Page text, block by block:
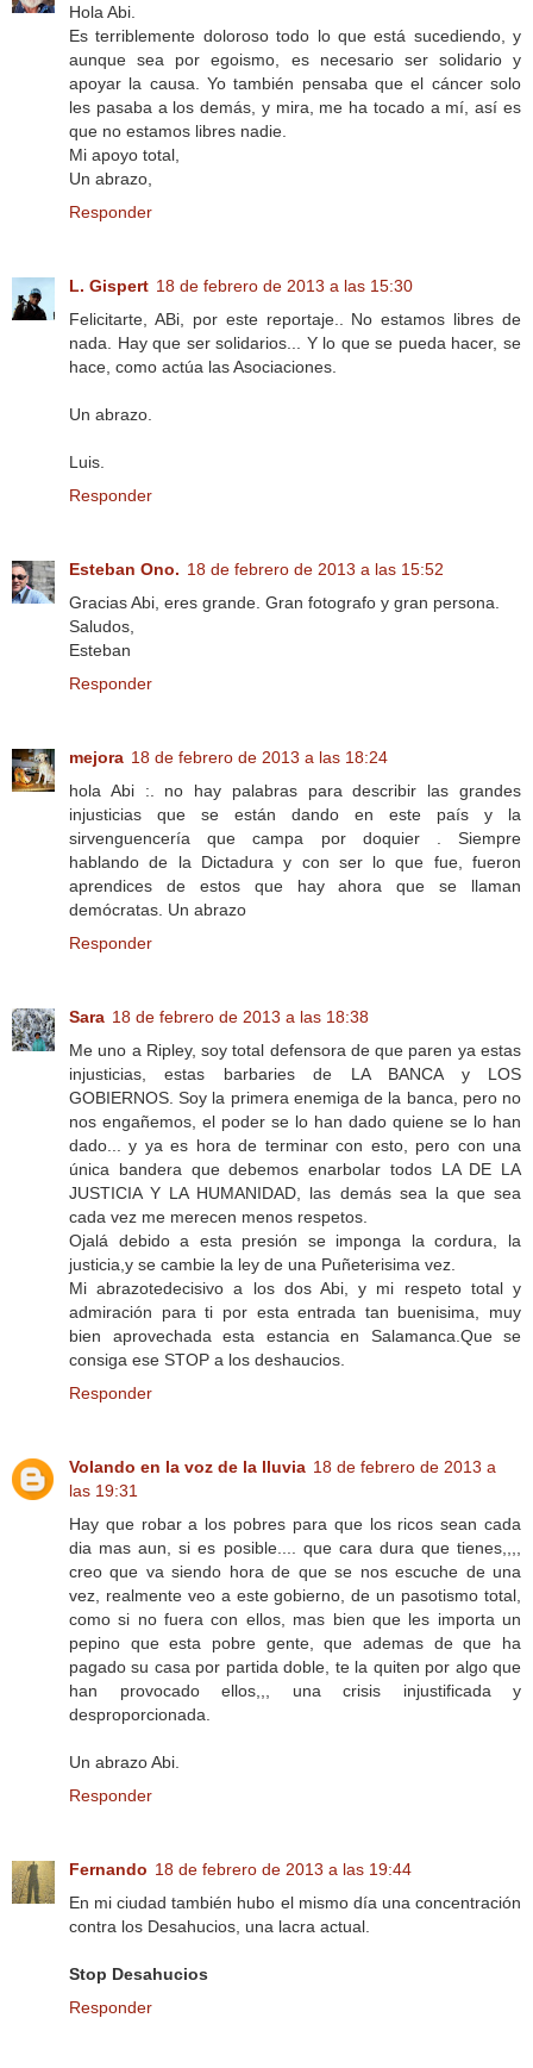
Hola Abi.
Es terriblemente doloroso todo lo que está sucediendo, y
aunque sea por egoismo, es necesario ser solidario y
apoyar la causa. Yo también pensaba que el cáncer solo
les pasaba a los demás, y mira, me ha tocado a mí, así es
que no estamos libres nadie.
Mi apoyo total,
Un abrazo,
Responder
L. Gispert 18 de febrero de 2013 a las 15:30
Felicitarte, ABi, por este reportaje.. No estamos libres de
nada. Hay que ser solidarios... Y lo que se pueda hacer, se
hace, como actúa las Asociaciones.
Un abrazo.
Luis.
Responder
Esteban Ono. 18 de febrero de 2013 a las 15:52
Gracias Abi, eres grande. Gran fotografo y gran persona.
Saludos,
Esteban
Responder
mejora 18 de febrero de 2013 a las 18:24
hola Abi :. no hay palabras para describir las grandes
injusticias que se están dando en este país y la
sirvenguencería que campa por doquier . Siempre
hablando de la Dictadura y con ser lo que fue, fueron
aprendices de estos que hay ahora que se llaman
demócratas. Un abrazo
Responder
Sara 18 de febrero de 2013 a las 18:38
Me uno a Ripley, soy total defensora de que paren ya estas
injusticias, estas barbaries de LA BANCA y LOS
GOBIERNOS. Soy la primera enemiga de la banca, pero no
nos engañemos, el poder se lo han dado quiene se lo han
dado... y ya es hora de terminar con esto, pero con una
única bandera que debemos enarbolar todos LA DE LA
JUSTICIA Y LA HUMANIDAD, las demás sea la que sea
cada vez me merecen menos respetos.
Ojalá debido a esta presión se imponga la cordura, la
justicia,y se cambie la ley de una Puñeterisima vez.
Mi abrazotedecisivo a los dos Abi, y mi respeto total y
admiración para ti por esta entrada tan buenisima, muy
bien aprovechada esta estancia en Salamanca.Que se
consiga ese STOP a los deshaucios.
Responder
Volando en la voz de la lluvia 18 de febrero de 2013 a
las 19:31
Hay que robar a los pobres para que los ricos sean cada
dia mas aun, si es posible.... que cara dura que tienes,,,,
creo que va siendo hora de que se nos escuche de una
vez, realmente veo a este gobierno, de un pasotismo total,
como si no fuera con ellos, mas bien que les importa un
pepino que esta pobre gente, que ademas de que ha
pagado su casa por partida doble, te la quiten por algo que
han provocado ellos,,, una crisis injustificada y
desproporcionada.
Un abrazo Abi.
Responder
Fernando 18 de febrero de 2013 a las 19:44
En mi ciudad también hubo el mismo día una concentración
contra los Desahucios, una lacra actual.
Stop Desahucios
Responder